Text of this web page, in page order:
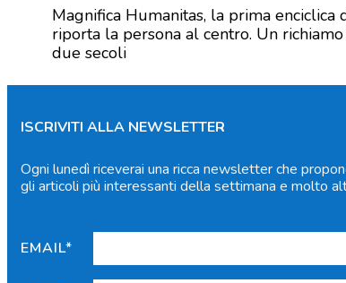
Magnifica Humanitas, la prima
riporta la persona al centro. Un
due secoli
ISCRIVITI ALLA NEWSLETTER
Ogni lunedì riceverai una ricca newsletter che
gli articoli più interessanti della settimana e molto
EMAIL*